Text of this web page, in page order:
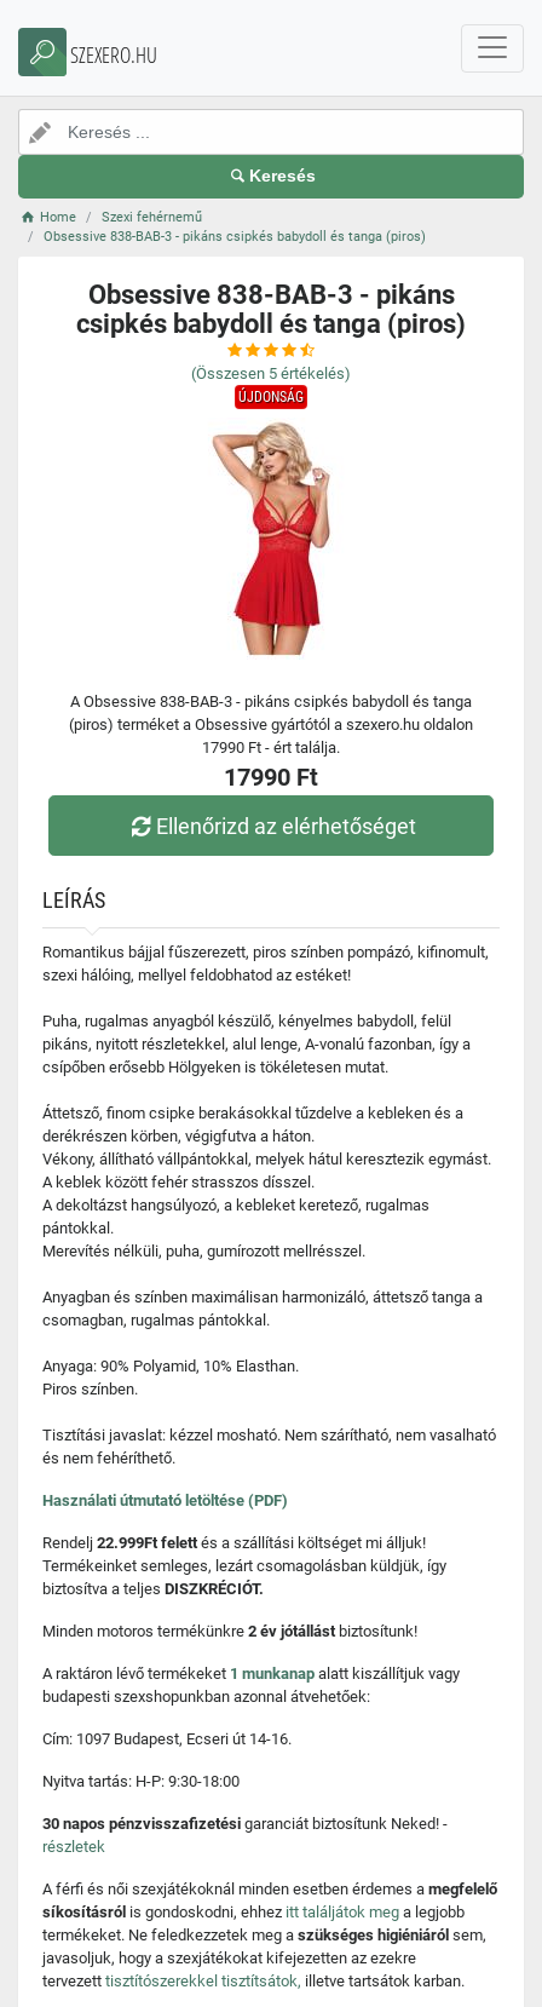
SZEXERO.HU
Keresés
Home
Szexi fehérnemű
Obsessive 838-BAB-3 - pikáns csipkés babydoll és tanga (piros)
Obsessive 838-BAB-3 - pikáns
csipkés babydoll és tanga (piros)
(Összesen 5 értékelés)
ÚJDONSÁG
A Obsessive 838-BAB-3 - pikáns csipkés babydoll és tanga
(piros) terméket a Obsessive gyártótól a szexero.hu oldalon
17990 Ft - ért találja.
17990 Ft
Ellenőrizd az elérhetőséget
LEÍRÁS
Romantikus bájjal fűszerezett, piros színben pompázó, kifinomult,
szexi hálóing, mellyel feldobhatod az estéket!
Puha, rugalmas anyagból készülő, kényelmes babydoll, felül
pikáns, nyitott részletekkel, alul lenge, A-vonalú fazonban, így a
csípőben erősebb Hölgyeken is tökéletesen mutat.
Áttetsző, finom csipke berakásokkal tűzdelve a kebleken és a
derékrészen körben, végigfutva a háton.
Vékony, állítható vállpántokkal, melyek hátul keresztezik egymást.
A keblek között fehér strasszos dísszel.
A dekoltázst hangsúlyozó, a kebleket keretező, rugalmas
pántokkal.
Merevítés nélküli, puha, gumírozott mellrésszel.
Anyagban és színben maximálisan harmonizáló, áttetsző tanga a
csomagban, rugalmas pántokkal.
Anyaga: 90% Polyamid, 10% Elasthan.
Piros színben.
Tisztítási javaslat: kézzel mosható. Nem szárítható, nem vasalható
és nem fehéríthető.
Használati útmutató letöltése (PDF)
Rendelj 22.999Ft felettés a szállítási költséget mi álljuk!
Termékeinket semleges, lezárt csomagolásban küldjük, így
biztosítva a teljes DISZKRÉCIÓT.
Minden motoros termékünkre 2 év jótállást biztosítunk!
A raktáron lévő termékeket 1 munkanap alatt kiszállítjuk vagy
budapesti szexshopunkban azonnal átvehetőek:
Cím: 1097 Budapest, Ecseri út 14-16.
Nyitva tartás: H-P: 9:30-18:00
30 napos pénzvisszafizetési garanciát biztosítunk Neked! -
részletek
A férfi és női szexjátékoknál minden esetben érdemes a megfelelő
síkosításról is gondoskodni, ehhez itt találjátok meg a legjobb
termékeket. Ne feledkezzetek meg a szükséges higiéniáról sem,
javasoljuk, hogy a szexjátékokat kifejezetten az ezekre
tervezett tisztítószerekkel tisztítsátok, illetve tartsátok karban.